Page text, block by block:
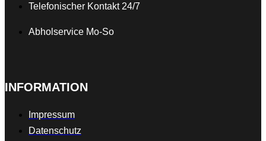
Telefonischer Kontakt 24/7
Abholservice Mo-So
INFORMATION
Impressum
Datenschutz